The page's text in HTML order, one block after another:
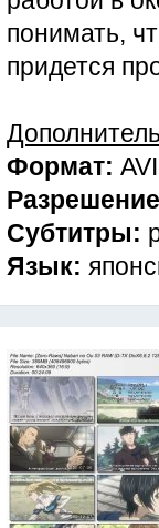
понимать,
придется
Формат: AVI
Субтитры:
Язык: